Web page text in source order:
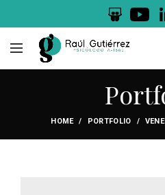
.
HOME PORTFOLIO